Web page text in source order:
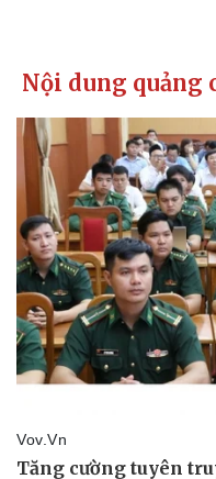
Kinh tế
Bất động sản
Khởi nghiệp